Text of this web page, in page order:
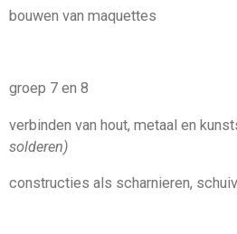
bouwen van maquettes
groep 7 en 8
verbinden van hout, metaal en
solderen)
constructies als scharnieren,